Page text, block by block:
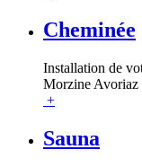
Cheminée
Installation de
Morzine Avoriaz
+
Sauna